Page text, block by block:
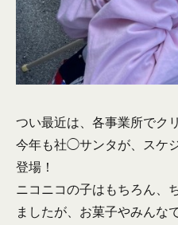
つい最近は、各事業所でク
今年も社◯サンタが、スケ
登場！
ニコニコの子はもちろん、
ましたが、お菓子やみんな